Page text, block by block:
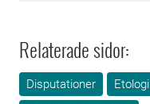
Relaterade sidor:
Disputationer Etologi